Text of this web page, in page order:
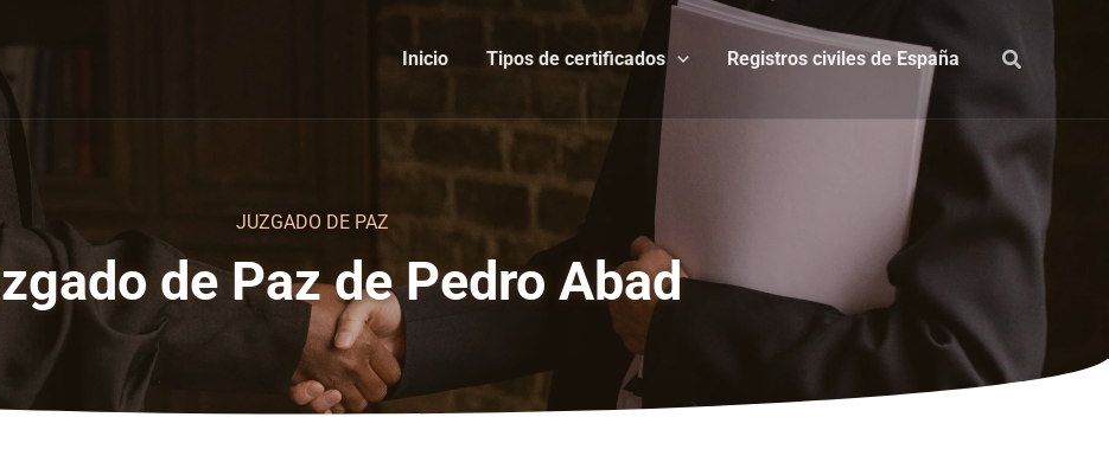
Inicio Tipos de certificados Registros civiles de España
JUZGADO DE PAZ
de Paz de Pedro Abad